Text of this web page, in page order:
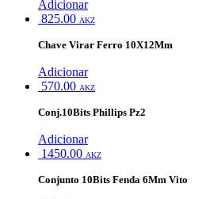
Adicionar
825.00 AKZ
Chave Virar Ferro 10X12Mm
Adicionar
570.00 AKZ
Conj.10Bits Phillips Pz2
Adicionar
1450.00 AKZ
Conjunto 10Bits Fenda 6Mm Vito